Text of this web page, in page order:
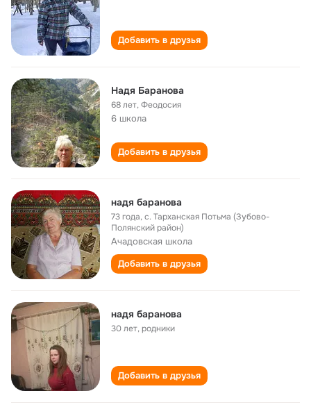
Добавить в друзья
Надя Баранова
68 лет,Феодосия
6 школа
Добавить в друзья
надя баранова
73 года,с. Тарханская Потьма (Зубово-
Полянский район)
Ачадовская школа
Добавить в друзья
надя баранова
30 лет,родники
Добавить в друзья